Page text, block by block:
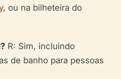
, ou na bilheteira do
R: Sim, incluindo
de banho para pessoas